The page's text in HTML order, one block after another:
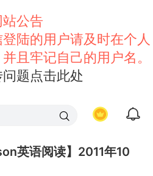
站公告
陆的用户请及时在个人
且牢记自己的用户名。
题点击此处
英语阅读】2011年10